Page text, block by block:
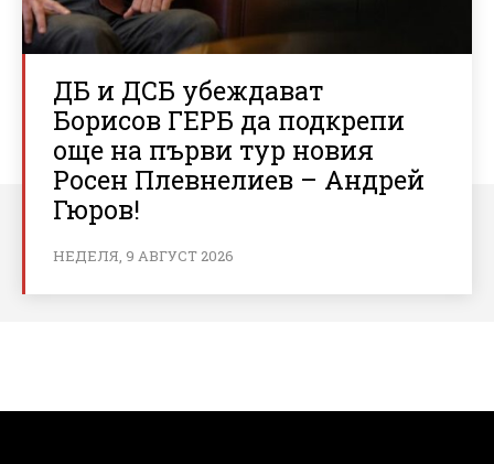
ДБ и ДСБ убеждават
Борисов ГЕРБ да подкрепи
още на първи тур новия
Росен Плевнелиев – Андрей
Гюров!
НЕДЕЛЯ, 9 АВГУСТ 2026